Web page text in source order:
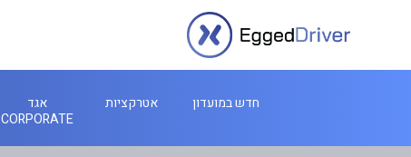
חדש במועדון אטרקציות
אגד
CORPORATE